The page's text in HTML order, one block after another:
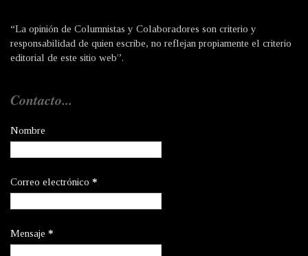
“La opinión de Columnistas y Colaboradores son criterio y
responsabilidad de quien escribe, no reflejan propiamente el criterio
editorial de este sitio web”.
Contacto...
Nombre
Correo electrónico *
Mensaje *